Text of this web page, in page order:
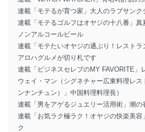
連載「モテるが育つ家」大人のラブサンク
連載「モテるゴルフはオヤジの十八番」真
ノンアルコールビール
連載「モテたいオヤジの通ぶり！レストラ
アロハグルメが切り札です
連載「ビジネスセレブのMY FAVORITE」
ウェイ・マン（シグネチャー広東料理レス
ンナンチュン）」中国料理料理長）
連載「男をアゲるジュエリー活用術」潮の
連載「お気ラク極ラク！オヤジの快楽美容
ク